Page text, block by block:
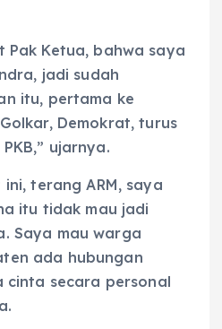
Pak Ketua, bahwa saya
jadi sudah
itu, pertama ke
Demokrat, turus
ujarnya.
terang ARM, saya
itu tidak mau jadi
Saya mau warga
ada hubungan
cinta secara personal